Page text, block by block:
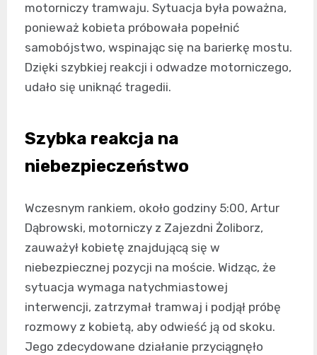
motorniczy tramwaju. Sytuacja była poważna,
ponieważ kobieta próbowała popełnić
samobójstwo, wspinając się na barierkę mostu.
Dzięki szybkiej reakcji i odwadze motorniczego,
udało się uniknąć tragedii.
Szybka reakcja na
niebezpieczeństwo
Wczesnym rankiem, około godziny 5:00, Artur
Dąbrowski, motorniczy z Zajezdni Żoliborz,
zauważył kobietę znajdującą się w
niebezpiecznej pozycji na moście. Widząc, że
sytuacja wymaga natychmiastowej
interwencji, zatrzymał tramwaj i podjął próbę
rozmowy z kobietą, aby odwieść ją od skoku.
Jego zdecydowane działanie przyciągnęło